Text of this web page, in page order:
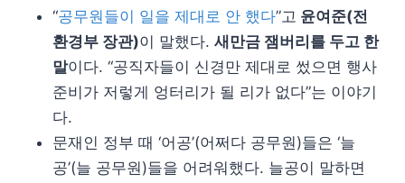
“공무원들이 일을 제대로 안 했다”고 윤여준(전
환경부 장관)이 말했다. 새만금 잼버리를 두고 한
말이다. “공직자들이 신경만 제대로 썼으면 행사
준비가 저렇게 엉터리가 될 리가 없다”는 이야기
다.
문재인 정부 때 ‘어공’(어쩌다 공무원)들은 ‘늘
공’(늘 공무원)들을 어려워했다. 늘공이 말하면